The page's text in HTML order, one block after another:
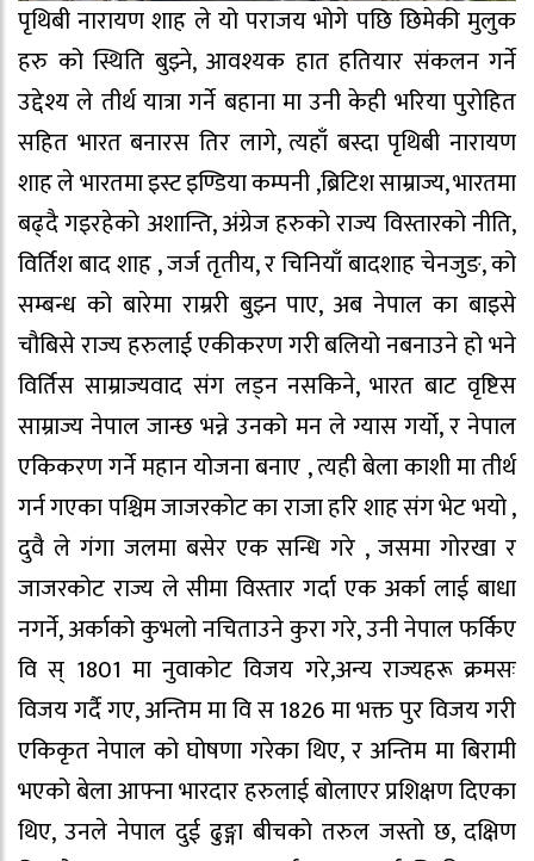
पृथिबी नारायण शाह ले यो पराजय भोगे पछि छिमेकी मुलुक
हरु को स्थिति बुझ्ने, आवश्यक हात हतियार संकलन गर्ने
उद्देश्य ले तीर्थ यात्रा गर्ने बहाना मा उनी केही भरिया पुरोहित
सहित भारत बनारस तिर लागे, त्यहाँ बस्दा पृथिबी नारायण
शाह ले भारतमा इस्ट इण्डिया कम्पनी ,ब्रिटिश साम्राज्य, भारतमा
बढ्दै गइरहेको अशान्ति, अंग्रेज हरुको राज्य विस्तारको नीति,
विर्तिश बाद शाह , जर्ज तृतीय, र चिनियाँ बादशाह चेनजुङ, को
सम्बन्ध को बारेमा राम्ररी बुझ्न पाए, अब नेपाल का बाइसे
चौबिसे राज्य हरुलाई एकीकरण गरी बलियो नबनाउने हो भने
विर्तिस साम्राज्यवाद संग लड्न नसकिने, भारत बाट वृष्टिस
साम्राज्य नेपाल जान्छ भन्ने उनको मन ले ग्यास गर्यो, र नेपाल
एकिकरण गर्ने महान योजना बनाए , त्यही बेला काशी मा तीर्थ
गर्न गएका पश्चिम जाजरकोट का राजा हरि शाह संग भेट भयो ,
दुवै ले गंगा जलमा बसेर एक सन्धि गरे , जसमा गोरखा र
जाजरकोट राज्य ले सीमा विस्तार गर्दा एक अर्का लाई बाधा
नगर्ने, अर्काको कुभलो नचिताउने कुरा गरे, उनी नेपाल फर्किए
वि स् 1801 मा नुवाकोट विजय गरे,अन्य राज्यहरू क्रमसः
विजय गर्दै गए, अन्तिम मा वि स 1826 मा भक्त पुर विजय गरी
एकिकृत नेपाल को घोषणा गरेका थिए, र अन्तिम मा बिरामी
भएको बेला आफ्ना भारदार हरुलाई बोलाएर प्रशिक्षण दिएका
थिए, उनले नेपाल दुई ढुङ्गा बीचको तरुल जस्तो छ, दक्षिण